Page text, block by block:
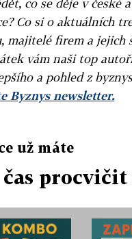
co se děje v české
Co si o aktuálních
majitelé firem a jejich
vám naši top
a pohled z
Byznys newsletter.
už máte
čas procvičit